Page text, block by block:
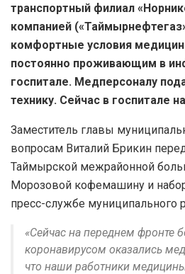
транспортный филиал
компанией
комфортные условия
постоянно проживающим в
госпитале. Медперсоналу
технику. Сейчас в госпитале
Заместитель главы
вопросам Виталий Брикин
Таймырской межрайонной
Морозовой кофемашину и
пресс-службе муниципального
«Сейчас на переднем фронте
коронавирусом оказались
что наши работники